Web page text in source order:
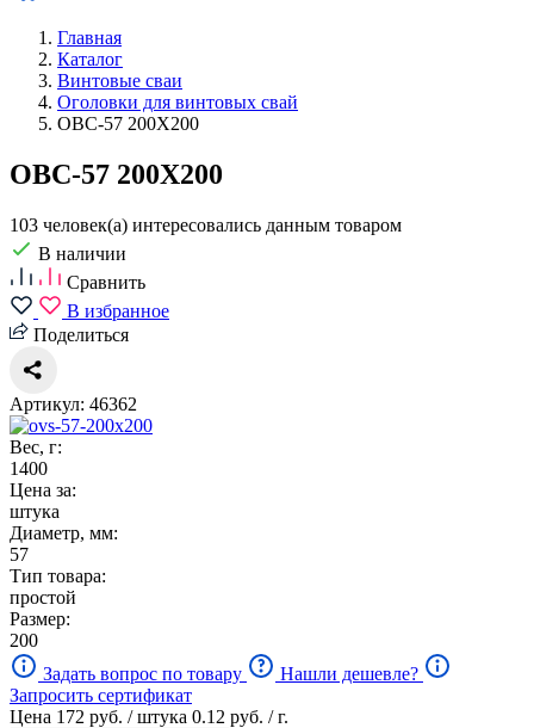
Главная
Каталог
Винтовые сваи
Оголовки для винтовых свай
ОВС-57 200X200
ОВС-57 200X200
103 человек(а) интересовались данным товаром
В наличии
Сравнить
В избранное
Поделиться
Артикул: 46362
Вес, г:
1400
Цена за:
штука
Диаметр, мм:
57
Тип товара:
простой
Размер:
200
Задать вопрос по товару
Нашли дешевле?
Запросить сертификат
Цена 172 руб. / штука 0.12 руб. / г.